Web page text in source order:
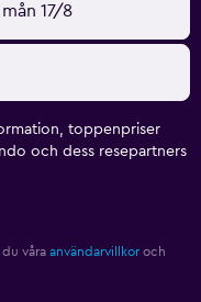
mån 17/8
toppenpriser
och dess resepartners
våra användarvillkor och